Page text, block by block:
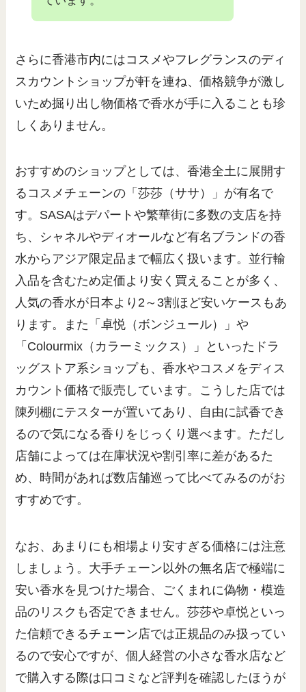
さらに香港市内にはコスメやフレグランスのディ
スカウントショップが軒を連ね、価格競争が激し
いため掘り出し物価格で香水が手に入ることも珍
しくありません。
おすすめのショップとしては、香港全土に展開す
るコスメチェーンの「莎莎（ササ）」が有名で
す。SASAはデパートや繁華街に多数の支店を持
ち、シャネルやディオールなど有名ブランドの香
水からアジア限定品まで幅広く扱います。並行輸
入品を含むため定価より安く買えることが多く、
人気の香水が日本より2～3割ほど安いケースもあ
ります。また「卓悦（ボンジュール）」や
「Colourmix（カラーミックス）」といったドラ
ッグストア系ショップも、香水やコスメをディス
カウント価格で販売しています。こうした店では
陳列棚にテスターが置いてあり、自由に試香でき
るので気になる香りをじっくり選べます。ただし
店舗によっては在庫状況や割引率に差があるた
め、時間があれば数店舗巡って比べてみるのがお
すすめです。
なお、あまりにも相場より安すぎる価格には注意
しましょう。大手チェーン以外の無名店で極端に
安い香水を見つけた場合、ごくまれに偽物・模造
品のリスクも否定できません。莎莎や卓悦といっ
た信頼できるチェーン店では正規品のみ扱ってい
るので安心ですが、個人経営の小さな香水店など
で購入する際は口コミなど評判を確認したほうが